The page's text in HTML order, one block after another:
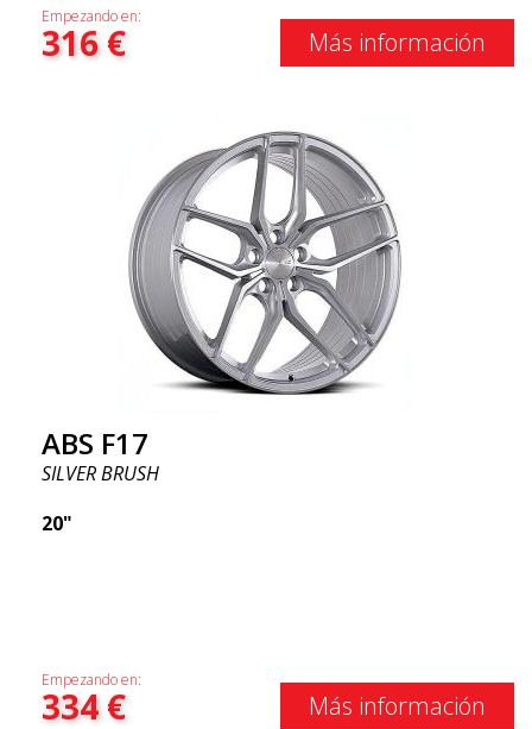
Empezando en:
316€ Más información
ABS F17
SILVER BRUSH
20"
Empezando en:
334€ Más información